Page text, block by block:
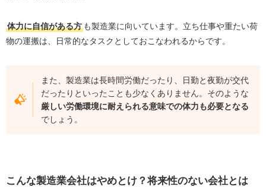
体力に自信がある方も製造業に向いています。立ち仕事や重たい荷
物の運搬は、日常的なタスクとしておこなわれるからです。
また、製造業は長時間労働だったり、日勤と夜勤が交代
だったりといったことも少なくありません。そのような
厳しい労働環境に耐えられる意味での体力も必要となる
でしょう。
こんな製造業会社はやめとけ？将来性のない会社とは